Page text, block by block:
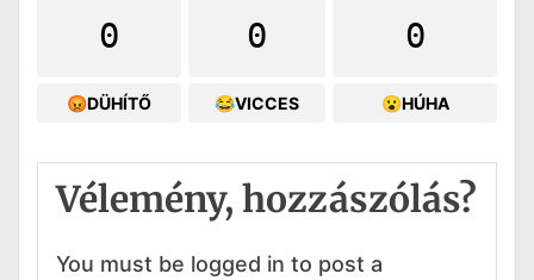
0
😡DÜHÍTŐ
0
😂VICCES
0
😮HÚHA
Vélemény, hozzászólás?
You must be logged in to post a